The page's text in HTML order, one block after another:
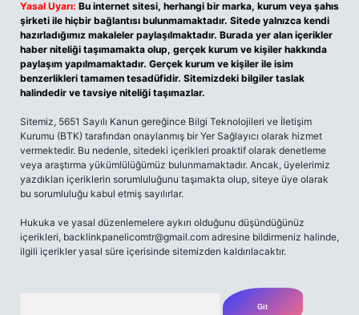
Yasal Uyarı: Bu internet sitesi, herhangi bir marka, kurum veya şahıs
şirketi ile hiçbir bağlantısı bulunmamaktadır. Sitede yalnızca kendi
hazırladığımız makaleler paylaşılmaktadır. Burada yer alan içerikler
haber niteliği taşımamakta olup, gerçek kurum ve kişiler hakkında
paylaşım yapılmamaktadır. Gerçek kurum ve kişiler ile isim
benzerlikleri tamamen tesadüfidir. Sitemizdeki bilgiler taslak
halindedir ve tavsiye niteliği taşımazlar.
Sitemiz, 5651 Sayılı Kanun gereğince Bilgi Teknolojileri ve İletişim
Kurumu (BTK) tarafından onaylanmış bir Yer Sağlayıcı olarak hizmet
vermektedir. Bu nedenle, sitedeki içerikleri proaktif olarak denetleme
veya araştırma yükümlülüğümüz bulunmamaktadır. Ancak, üyelerimiz
yazdıkları içeriklerin sorumluluğunu taşımakta olup, siteye üye olarak
bu sorumluluğu kabul etmiş sayılırlar.
Hukuka ve yasal düzenlemelere aykırı olduğunu düşündüğünüz
içerikleri, backlinkpanelicomtr@gmail.com adresine bildirmeniz halinde,
ilgili içerikler yasal süre içerisinde sitemizden kaldırılacaktır.